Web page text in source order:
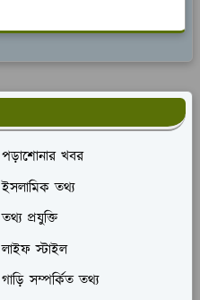
পড়াশোনার খবর
ইসলামিক তথ্য
তথ্য প্রযুক্তি
লাইফ স্টাইল
গাড়ি সম্পর্কিত তথ্য